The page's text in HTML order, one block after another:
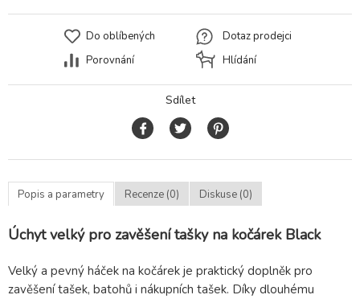
Do oblíbených
Porovnání
Dotaz prodejci
Hlídání
Sdílet
Popis a parametry Recenze (0) Diskuse (0)
Úchyt velký pro zavěšení tašky na kočárek Black
Velký a pevný háček na kočárek je praktický doplněk pro
zavěšení tašek, batohů i nákupních tašek. Díky dlouhému